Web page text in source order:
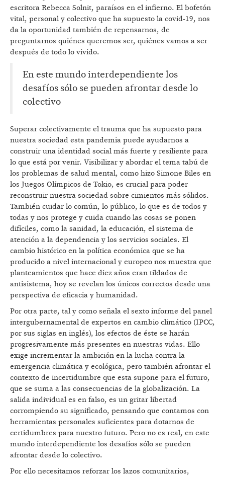
escritora Rebecca Solnit, paraísos en el infierno. El bofetón
vital, personal y colectivo que ha supuesto la covid-19, nos
da la oportunidad también de repensarnos, de
preguntarnos quiénes queremos ser, quiénes vamos a ser
después de todo lo vivido.
En este mundo interdependiente los
desafíos sólo se pueden afrontar desde lo
colectivo
Superar colectivamente el trauma que ha supuesto para
nuestra sociedad esta pandemia puede ayudarnos a
construir una identidad social más fuerte y resiliente para
lo que está por venir. Visibilizar y abordar el tema tabú de
los problemas de salud mental, como hizo Simone Biles en
los Juegos Olímpicos de Tokio, es crucial para poder
reconstruir nuestra sociedad sobre cimientos más sólidos.
También cuidar lo común, lo público, lo que es de todos y
todas y nos protege y cuida cuando las cosas se ponen
difíciles, como la sanidad, la educación, el sistema de
atención a la dependencia y los servicios sociales. El
cambio histórico en la política económica que se ha
producido a nivel internacional y europeo nos muestra que
planteamientos que hace diez años eran tildados de
antisistema, hoy se revelan los únicos correctos desde una
perspectiva de eficacia y humanidad.
Por otra parte, tal y como señala el sexto informe del panel
intergubernamental de expertos en cambio climático (IPCC,
por sus siglas en inglés), los efectos de éste se harán
progresivamente más presentes en nuestras vidas. Ello
exige incrementar la ambición en la lucha contra la
emergencia climática y ecológica, pero también afrontar el
contexto de incertidumbre que esta supone para el futuro,
que se suma a las consecuencias de la globalización. La
salida individual es en falso, es un gritar libertad
corrompiendo su significado, pensando que contamos con
herramientas personales suficientes para dotarnos de
certidumbres para nuestro futuro. Pero no es real, en este
mundo interdependiente los desafíos sólo se pueden
afrontar desde lo colectivo.
Por ello necesitamos reforzar los lazos comunitarios,